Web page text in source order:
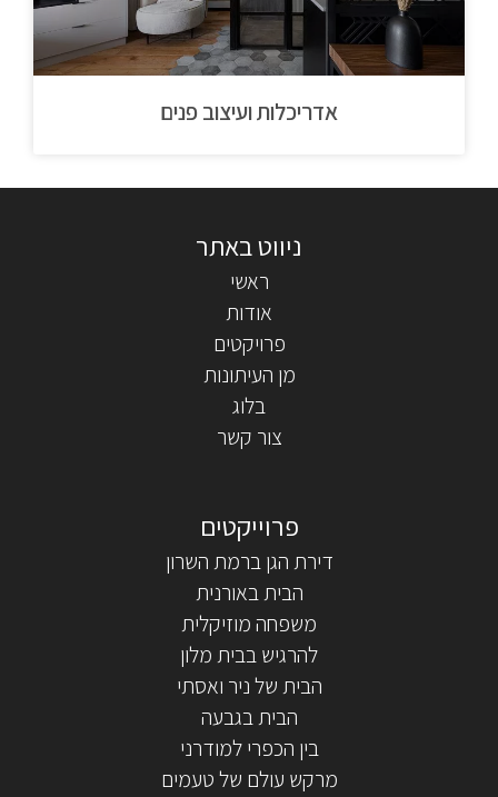
אדריכלות ועיצוב פנים
ראשי
אודות
פרויקטים
מן העיתונות
בלוג
צור קשר
דירת הגן ברמת השרון
הבית באורנית
משפחה מוזיקלית
להרגיש בבית מלון
הבית של ניר ואסתי
הבית בגבעה
בין הכפרי למודרני
מרקש עולם של טעמים